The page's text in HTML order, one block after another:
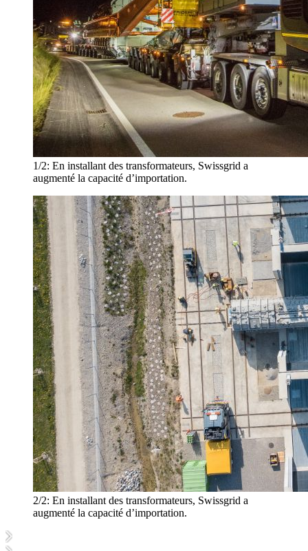
1/2: En installant des transformateurs, Swissgrid a
augmenté la capacité d’importation.
2/2: En installant des transformateurs, Swissgrid a
augmenté la capacité d’importation.